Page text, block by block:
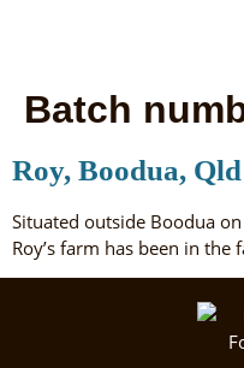
Batch
Roy, Boodua, Qld
Situated outside Boodua
Roy’s farm has been in